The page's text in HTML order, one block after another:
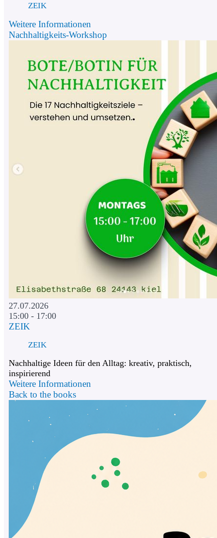
ZEIK
Weitere Informationen
Nachhaltigkeits-Workshop
27.07.2026
15:00 - 17:00
ZEIK
ZEIK
Nachhaltige Ideen für den Alltag: kreativ, praktisch,
inspirierend
Weitere Informationen
Back to the books